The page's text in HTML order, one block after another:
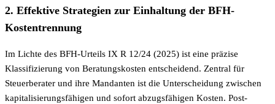
2. Effektive Strategien zur Einhaltung der BFH-
Kostentrennung
Im Lichte des BFH-Urteils IX R 12/24 (2025) ist eine präzise
Klassifizierung von Beratungskosten entscheidend. Zentral für
Steuerberater und ihre Mandanten ist die Unterscheidung zwischen
kapitalisierungsfähigen und sofort abzugsfähigen Kosten. Post-